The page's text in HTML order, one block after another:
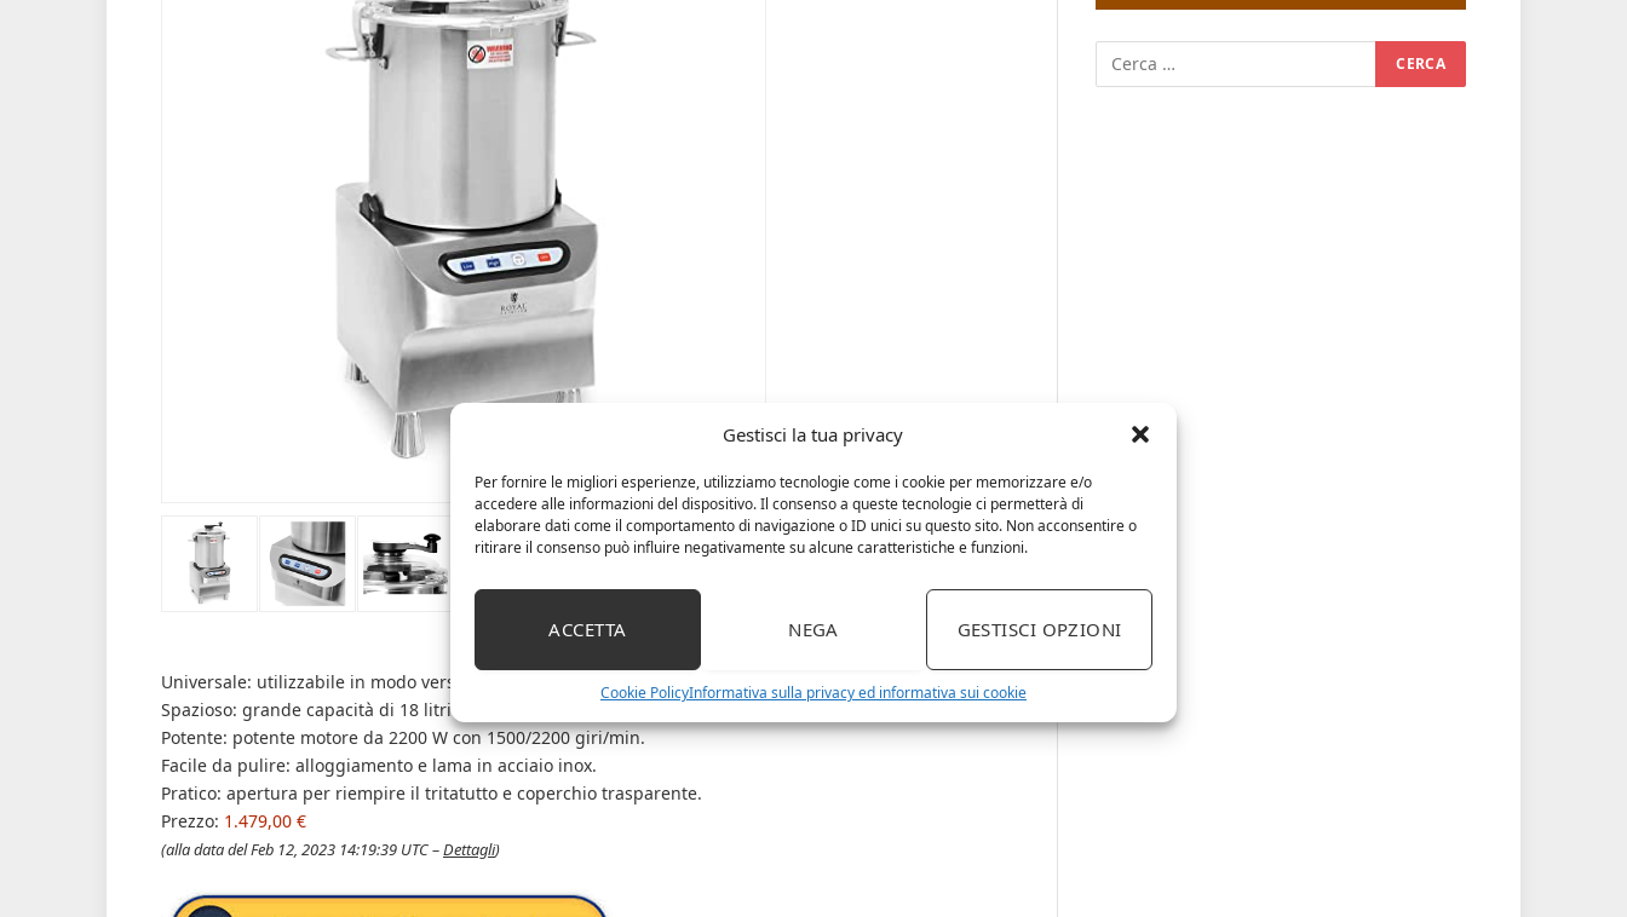
Gestisci la tua privacy
Per fornire le migliori esperienze, utilizziamo tecnologie come i cookie per memorizzare e/o
accedere alle informazioni del dispositivo. Il consenso a queste tecnologie ci permetterà di
elaborare dati come il comportamento di navigazione o ID unici su questo sito. Non acconsentire o
ritirare il consenso può influire negativamente su alcune caratteristiche e funzioni.
ACCETTA NEGA GESTISCI OPZIONI
Cookie PolicyInformativa sulla privacy ed informativa sui cookie
Universale: utilizzabile in modo versatile per carne e verdure.
Spazioso: grande capacità di 18 litri.
Potente: potente motore da 2200 W con 1500/2200 giri/min.
Facile da pulire: alloggiamento e lama in acciaio inox.
Pratico: apertura per riempire il tritatutto e coperchio trasparente.
Prezzo: 1.479,00 €
(alla data del Feb 12, 2023 14:19:39 UTC –Dettagli)